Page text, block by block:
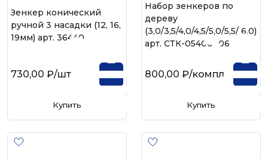
Зенкер конический
ручной 3 насадки (12, 16,
19мм) арт. 36440
730,00 ₽/шт
Купить
Набор зенкеров по
дереву
(3,0/3,5/4,0/4,5/5,0/5,5/ 6,0)
арт. СТК-05400306
800,00 ₽/компл
Купить